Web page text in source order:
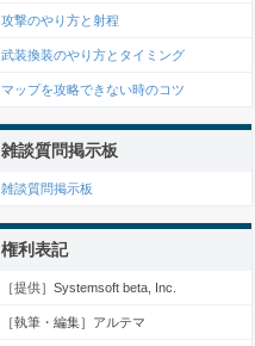
攻撃のやり方と射程
武装換装のやり方とタイミング
マップを攻略できない時のコツ
雑談質問掲示板
雑談質問掲示板
権利表記
［提供］Systemsoft beta, Inc.
［執筆・編集］アルテマ